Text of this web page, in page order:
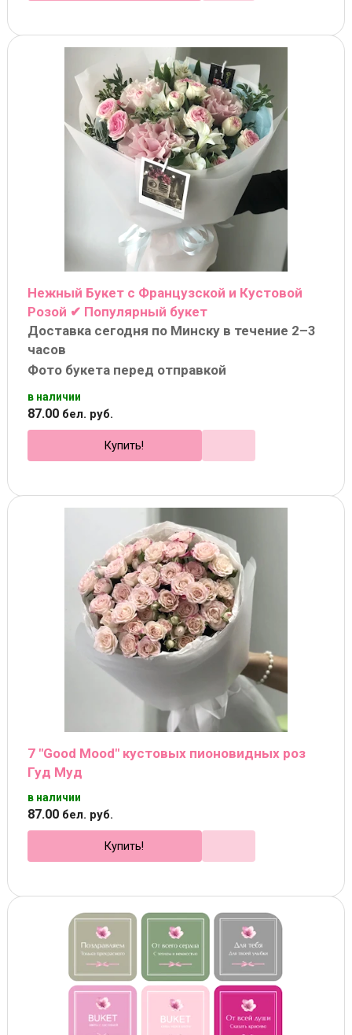
Нежный Букет с Французской и Кустовой
Розой ✔ Популярный букет
Доставка сегодня по Минску в течение 2–3
часов
Фото букета перед отправкой
в наличии
87.00 бел. руб.
Купить!
7 "Good Mood" кустовых пионовидных роз
Гуд Муд
в наличии
87.00 бел. руб.
Купить!